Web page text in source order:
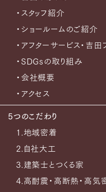
・スタッフ紹介
・ショールームのご紹介
・アフターサービス・吉田
・SDGsの取り組み
・会社概要
・アクセス
5つのこだわり
1.地域密着
2.自社大工
3.建築士とつくる家
4.高耐震・高断熱・高気